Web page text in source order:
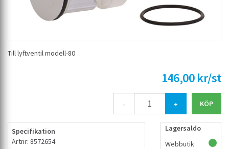
Till lyftventil modell-80
146,00 kr/st
- +
Specifikation
Artnr: 8572654
Lagersaldo
Webbutik